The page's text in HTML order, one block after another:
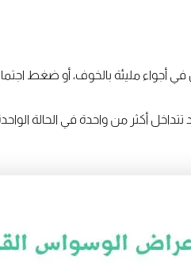
في أجواء مليئة بالخوف، أو ضغط
أكثر من واحدة في الحالة